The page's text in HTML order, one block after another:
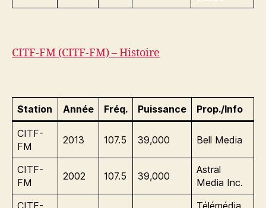
CITF-FM (CITF-FM) – Histoire
Station Année Fréq. Puissance Prop./Info
CITF-
FM
2013 107.5 39,000 Bell Media
CITF-
FM
2002 107.5 39,000
Astral
Media Inc.